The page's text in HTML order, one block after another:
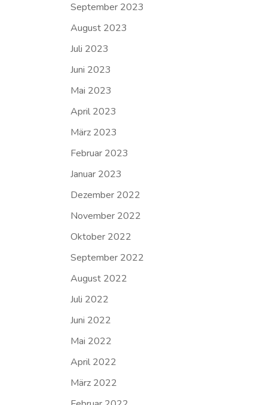
September 2023
August 2023
Juli 2023
Juni 2023
Mai 2023
April 2023
März 2023
Februar 2023
Januar 2023
Dezember 2022
November 2022
Oktober 2022
September 2022
August 2022
Juli 2022
Juni 2022
Mai 2022
April 2022
März 2022